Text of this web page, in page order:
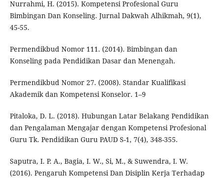
Nurrahmi, H. (2015). Kompetensi Profesional Guru
Bimbingan Dan Konseling. Jurnal Dakwah Alhikmah, 9(1),
45-55.
Permendikbud Nomor 111. (2014). Bimbingan dan
Konseling pada Pendidikan Dasar dan Menengah.
Permendikbud Nomor 27. (2008). Standar Kualifikasi
Akademik dan Kompetensi Konselor. 1–9
Pitaloka, D. L. (2018). Hubungan Latar Belakang Pendidikan
dan Pengalaman Mengajar dengan Kompetensi Profesional
Guru Tk. Pendidikan Guru PAUD S-1, 7(4), 348-355.
Saputra, I. P. A., Bagia, I. W., Si, M., & Suwendra, I. W.
(2016). Pengaruh Kompetensi Dan Disiplin Kerja Terhadap